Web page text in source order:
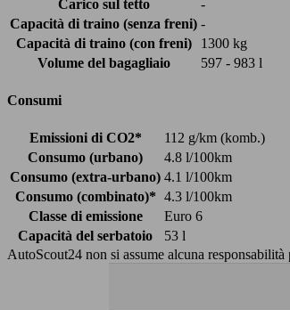
Carico sul tetto
-
Capacità di traino (senza freni) -
Capacità di traino (con freni)
1300 kg
Volume del bagagliaio
597 - 983 l
Consumi
Emissioni di CO2*
112 g/km (komb.)
Consumo (urbano)
4.8 l/100km
Consumo (extra-urbano) 4.1 l/100km
Consumo (combinato)* 4.3 l/100km
Classe di emissione
Euro 6
Capacità del serbatoio
53 l
AutoScout24 non si assume alcuna